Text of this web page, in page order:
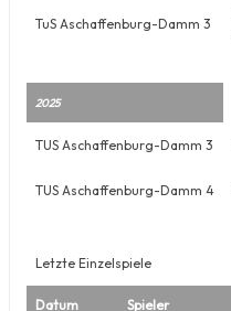
TuS Aschaffenburg-Damm 3
2025
TUS Aschaffenburg-Damm 3
TUS Aschaffenburg-Damm 4
Letzte Einzelspiele
Datum Spieler